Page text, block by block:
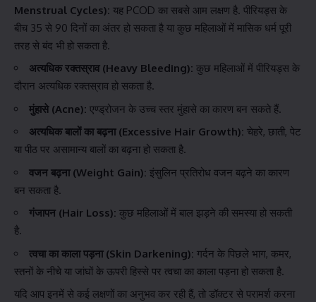
Menstrual Cycles): यह PCOD का सबसे आम लक्षण है. पीरियड्स के
बीच 35 से 90 दिनों का अंतर हो सकता है या कुछ महिलाओं में मासिक धर्म पूरी
तरह से बंद भी हो सकता है.
अत्यधिक रक्तस्राव (Heavy Bleeding): कुछ महिलाओं में पीरियड्स के
दौरान अत्यधिक रक्तस्राव हो सकता है.
मुंहासे (Acne): एण्ड्रोजन के उच्च स्तर मुंहासे का कारण बन सकते हैं.
अत्यधिक बालों का बढ़ना (Excessive Hair Growth): चेहरे, छाती, पेट
या पीठ पर असामान्य बालों का बढ़ना हो सकता है.
वजन बढ़ना (Weight Gain): इंसुलिन प्रतिरोध वजन बढ़ने का कारण
बन सकता है.
गंजापन (Hair Loss): कुछ महिलाओं में बाल झड़ने की समस्या हो सकती
है.
त्वचा का काला पड़ना (Skin Darkening): गर्दन के पिछले भाग, कमर,
स्तनों के नीचे या जांघों के ऊपरी हिस्से पर त्वचा का काला पड़ना हो सकता है.
यदि आप इनमें से कई लक्षणों का अनुभव कर रही हैं, तो डॉक्टर से परामर्श करना